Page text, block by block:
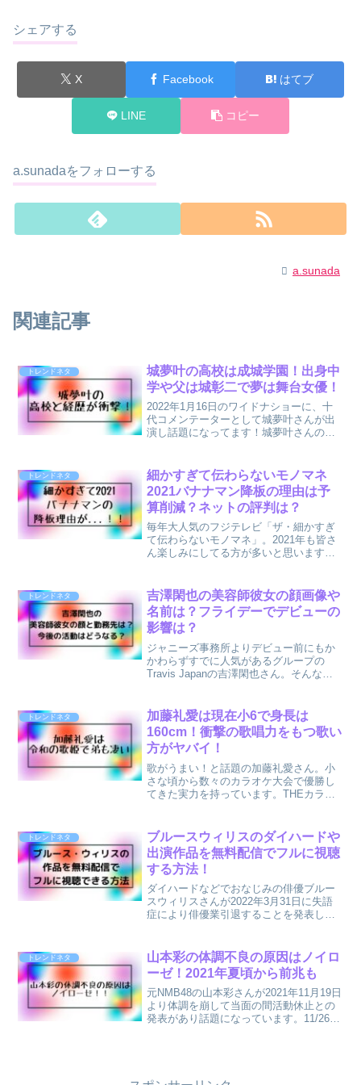
シェアする
X Facebook はてブ
LINE コピー
a.sunadaをフォローする
a.sunada
関連記事
トレンドネタ
城夢叶の高校は成城学園！出身中
学や父は城彰二で夢は舞台女優！
2022年1月16日のワイドナショーに、十
代コメンテーターとして城夢叶さんが出
演し話題になってます！城夢叶さんの父
園真聖さんは「城夢叶さんが3歳のころに
会った」と目を細め...
トレンドネタ
細かすぎて伝わらないモノマネ
2021バナナマン降板の理由は予
算削減？ネットの評判は？
毎年大人気のフジテレビ「ザ・細かすぎ
て伝わらないモノマネ」。2021年も皆さ
ん楽しみにしてる方が多いと思います！
くなり、アンタッチャブルや満島ひかり
さんになったこと。...
トレンドネタ
吉澤閑也の美容師彼女の顔画像や
名前は？フライデーでデビューの
影響は？
ジャニーズ事務所よりデビュー前にもか
かわらずすでに人気があるグループの
Travis Japanの吉澤閑也さん。そんな吉
ます。Travis Japanや吉澤閑也さんのフ...
トレンドネタ
加藤礼愛は現在小6で身長は
160cm！衝撃の歌唱力をもつ歌い
方がヤバイ！
歌がうまい！と話題の加藤礼愛さん。小
さな頃から数々のカラオケ大会で優勝し
てきた実力を持っています。THEカラオ
生ですが、小6とは思えないほどパワフル
な歌声は大人顔負けな...
トレンドネタ
ブルースウィリスのダイハードや
出演作品を無料配信でフルに視聴
する方法！
ダイハードなどでおなじみの俳優ブルー
スウィリスさんが2022年3月31日に失語
症により俳優業引退することを発表し話
などで若い頃から現在に至るまで人気の
俳優さんですよね。...
トレンドネタ
山本彩の体調不良の原因はノイロ
ーゼ！2021年夏頃から前兆も
元NMB48の山本彩さんが2021年11月19日
より体調を崩して当面の間活動休止との
発表があり話題になっています。11/26現